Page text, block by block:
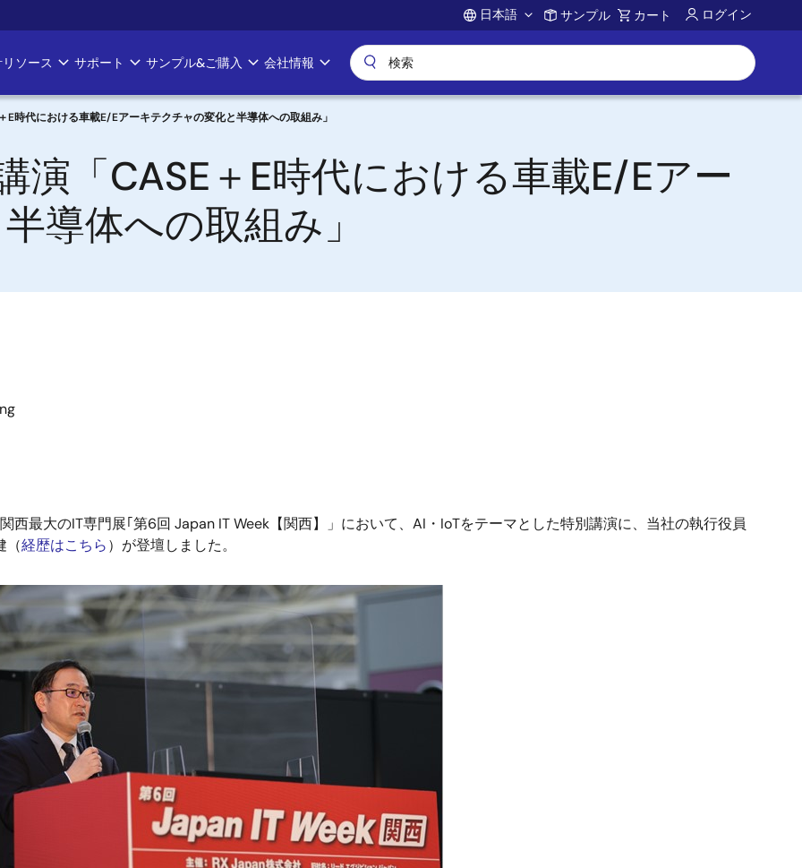
Account
日本語 サンプル カート ログイン
ソース サポート サンプル&ご購入 会社情報
時代における車載E/Eアーキテクチャの変化と半導体への取組み」
演「CASE＋E時代における車載E/Eアー
導体への取組み」
西最大のIT専門展｢第6回 Japan IT Week【関西】」において、AI・IoTをテーマとした特別講演に、当社の執行役員
（経歴はこちら）が登壇しました。